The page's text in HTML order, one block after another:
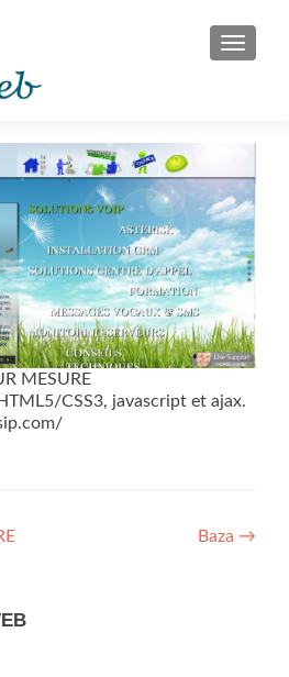
MENU
MESURE
CSS3, javascript et ajax.
Baza →